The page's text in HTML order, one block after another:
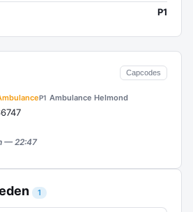
Capcodes
P1 Ambulance Helmond
— 22:47
1
P1